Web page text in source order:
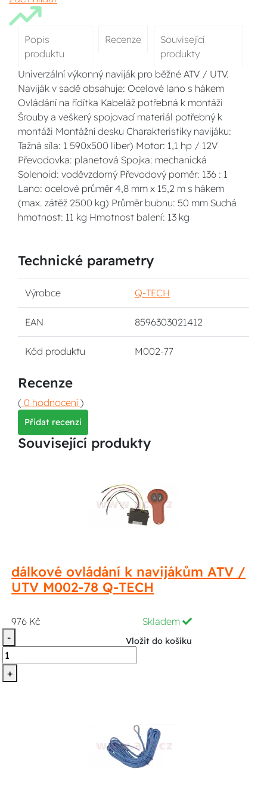
Popis
produktu
Recenze
Související
produkty
Univerzální výkonný naviják pro běžné ATV / UTV.
Naviják v sadě obsahuje: Ocelové lano s hákem
Ovládání na řídítka Kabeláž potřebná k montáži
Šrouby a veškerý spojovací materiál potřebný k
montáži Montážní desku Charakteristiky navijáku:
Tažná síla: 1 590x500 liber) Motor: 1,1 hp / 12V
Převodovka: planetová Spojka: mechanická
Solenoid: voděvzdorný Převodový poměr: 136 : 1
Lano: ocelové průměr 4,8 mm x 15,2 m s hákem
(max. zátěž 2500 kg) Průměr bubnu: 50 mm Suchá
hmotnost: 11 kg Hmotnost balení: 13 kg
Technické parametry
Výrobce Q-TECH
EAN 8596303021412
Kód produktu M002-77
Recenze
( 0 hodnocení )
Přidat recenzi
Související produkty
dálkové ovládání k navijákům ATV /
UTV M002-78 Q-TECH
976 Kč
Skladem
-
+
Vložit do košíku